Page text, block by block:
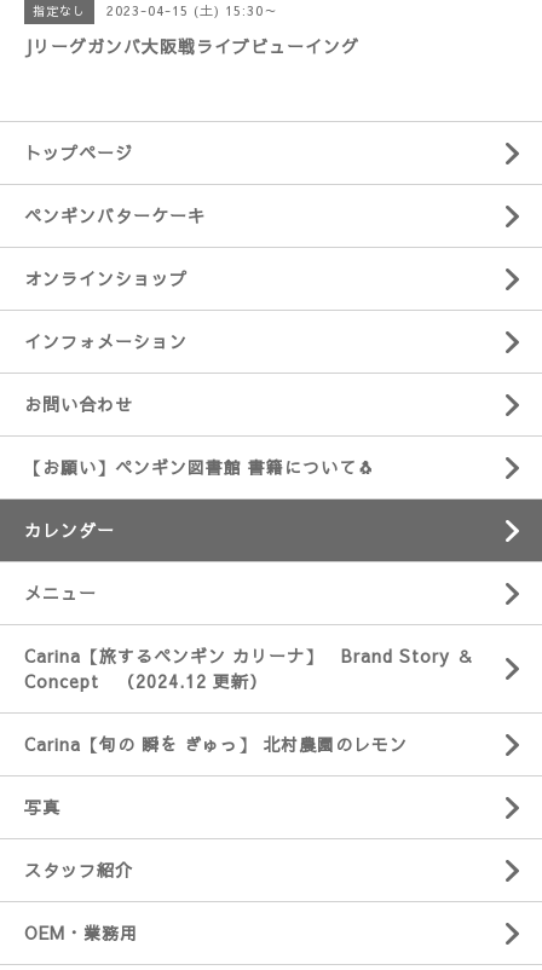
指定なし 2023-04-15 (土) 15:30～
Jリーグガンバ大阪戦ライブビューイング
トップページ
ペンギンバターケーキ
オンラインショップ
インフォメーション
お問い合わせ
【お願い】ペンギン図書館 書籍について🐧
カレンダー
メニュー
Carina【旅するペンギン カリーナ】 Brand Story ＆
Concept （2024.12 更新）
Carina【旬の 瞬を ぎゅっ】 北村農園のレモン
写真
スタッフ紹介
OEM・業務用